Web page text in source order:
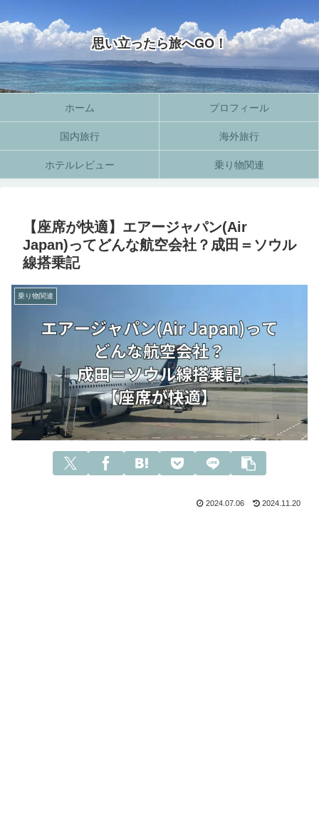
思い立ったら旅へGO！
ホーム プロフィール
国内旅行 海外旅行
ホテルレビュー 乗り物関連
【座席が快適】エアージャパン(Air
Japan)ってどんな航空会社？成田＝ソウル
線搭乗記
乗り物関連
2024.07.06 2024.11.20